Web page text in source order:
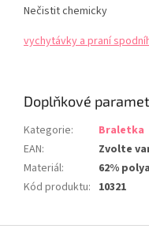
Nečistit chemicky
vychytávky a praní
Doplňkové
Kategorie:
Braletka
EAN:
Zvolte
Materiál:
62%
Kód produktu: 10321